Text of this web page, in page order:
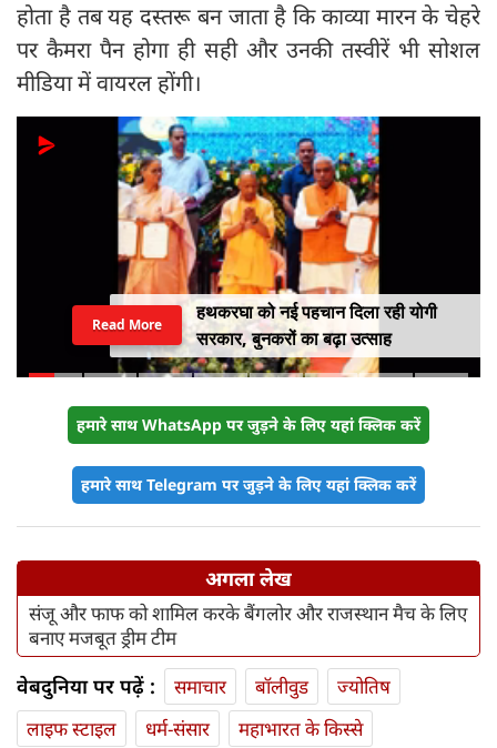
होता है तब यह दस्तरू बन जाता है कि काव्या मारन के चेहरे
पर कैमरा पैन होगा ही सही और उनकी तस्वीरें भी सोशल
मीडिया में वायरल होंगी।
हथकरघा को नई पहचान दिला रही योगी
सरकार, बुनकरों का बढ़ा उत्साह
Read More
हमारे साथ WhatsApp पर जुड़ने के लिए यहां क्लिक करें
हमारे साथ Telegram पर जुड़ने के लिए यहां क्लिक करें
अगला लेख
संजू और फाफ को शामिल करके बैंगलोर और राजस्थान मैच के लिए
बनाए मजबूत ड्रीम टीम
वेबदुनिया पर पढ़ें : समाचार बॉलीवुड
ज्योतिष
लाइफ स्‍टाइल
धर्म-संसार महाभारत के किस्से